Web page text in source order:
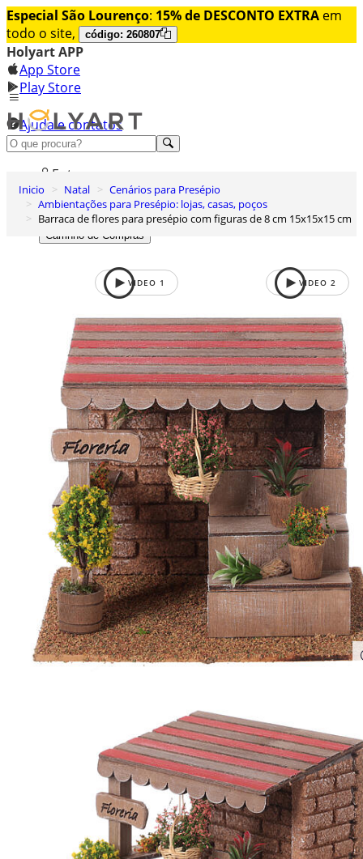
Especial São Lourenço: 15% de DESCONTO EXTRA em
todo o site,
código: 260807
Holyart APP
App Store
Play Store
Ajuda e contatos
Conheça premium
Entrar
Lista de Desejos
0
Carrinho de Compras
Inicio Natal
Cenários para Presépio
Ambientações para Presépio: lojas, casas, poços
Barraca de flores para presépio com figuras de 8 cm 15x15x15 cm
VIDEO 1 VIDEO 2